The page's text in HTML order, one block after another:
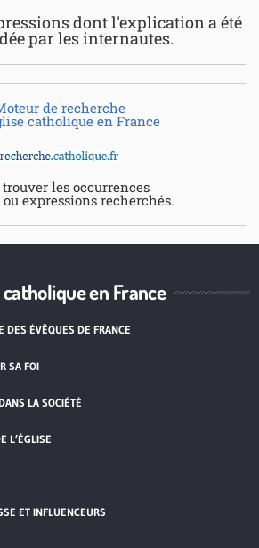
dont l'explication a été
par les internautes.
de recherche
catholique en France
les occurrences
ou expressions recherchés.
catholique en France
DES ÉVÊQUES DE FRANCE
SA FOI
LA SOCIÉTÉ
L’ÉGLISE
ET INFLUENCEURS